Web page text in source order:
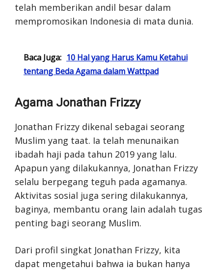
telah memberikan andil besar dalam
mempromosikan Indonesia di mata dunia.
Baca Juga: 10 Hal yang Harus Kamu Ketahui
tentang Beda Agama dalam Wattpad
Agama Jonathan Frizzy
Jonathan Frizzy dikenal sebagai seorang
Muslim yang taat. Ia telah menunaikan
ibadah haji pada tahun 2019 yang lalu.
Apapun yang dilakukannya, Jonathan Frizzy
selalu berpegang teguh pada agamanya.
Aktivitas sosial juga sering dilakukannya,
baginya, membantu orang lain adalah tugas
penting bagi seorang Muslim.
Dari profil singkat Jonathan Frizzy, kita
dapat mengetahui bahwa ia bukan hanya